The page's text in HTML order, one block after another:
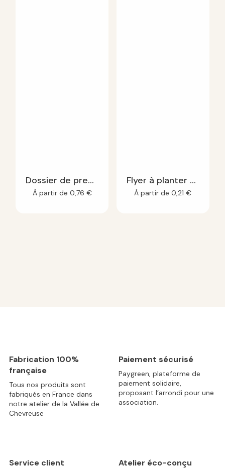
Dossier de presse A4 à planter
À partir de 0,76 €
Flyer à planter A6
À partir de0,21€
Fabrication 100%
française
Tous nos produits sont
fabriqués en France dans
notre atelier de la Vallée de
Chevreuse
Paiement sécurisé
Paygreen, plateforme de
paiement solidaire,
proposant l’arrondi pour une
association.
Service client Atelier éco-conçu